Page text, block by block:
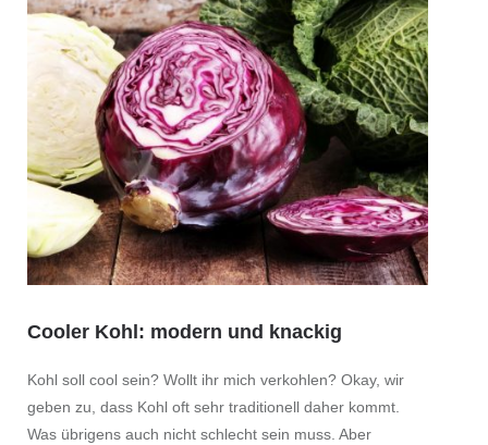
Cooler Kohl: modern und knackig
Kohl soll cool sein? Wollt ihr mich verkohlen? Okay, wir
geben zu, dass Kohl oft sehr traditionell daher kommt.
Was übrigens auch nicht schlecht sein muss. Aber